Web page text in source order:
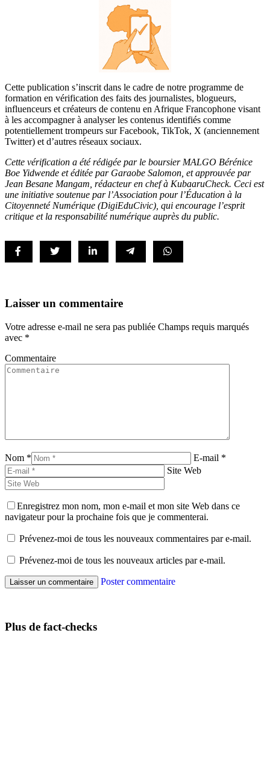
Cette publication s’inscrit dans le cadre de notre programme de
formation en vérification des faits des journalistes, blogueurs,
influenceurs et créateurs de contenu en Afrique Francophone visant
à les accompagner à analyser les contenus identifiés comme
potentiellement trompeurs sur Facebook, TikTok, X (anciennement
Twitter) et d’autres réseaux sociaux.
Cette vérification a été rédigée par le boursier MALGO Bérénice
Boe Yidwende et éditée par Garaobe Salomon, et approuvée par
Jean Besane Mangam, rédacteur en chef à KubaaruCheck. Ceci est
une initiative soutenue par l’Association pour l’Éducation à la
Citoyenneté Numérique (DigiEduCivic), qui encourage l’esprit
critique et la responsabilité numérique auprès du public.
Laisser un commentaire
Votre adresse e-mail ne sera pas publiée Champs requis marqués
avec *
Commentaire
Nom *
E-mail *
Site Web
Enregistrez mon nom, mon e-mail et mon site Web dans ce
navigateur pour la prochaine fois que je commenterai.
Prévenez-moi de tous les nouveaux commentaires par e-mail.
Prévenez-moi de tous les nouveaux articles par e-mail.
Poster commentaire
Plus de fact-checks